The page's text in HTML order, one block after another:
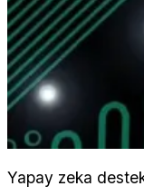
Yapay zeka